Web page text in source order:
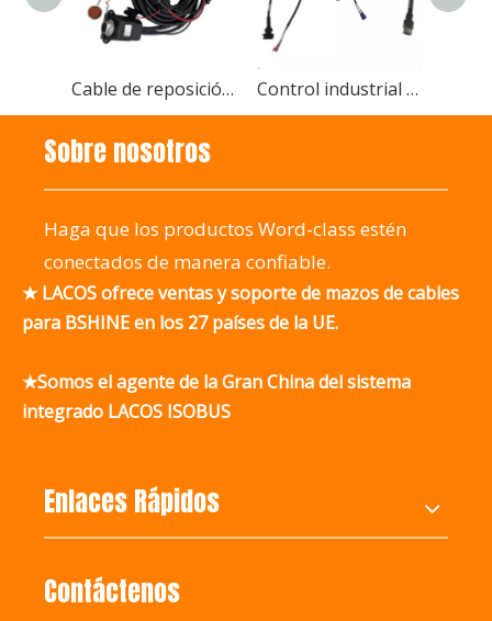
Cable de reposición ISOBUS y cable de equipo ISOBUS Básico Control industrial electrónico Máquina eléctrica Aire Computadora automática Ensamblaje de cables de engarce Fabricante
Sobre nosotros
Haga que los productos Word-class estén
conectados de manera confiable.
★ LACOS ofrece ventas y soporte de mazos de cables
para BSHINE en los 27 países de la UE.
★Somos el agente de la Gran China del sistema
integrado LACOS ISOBUS
Enlaces Rápidos
Contáctenos